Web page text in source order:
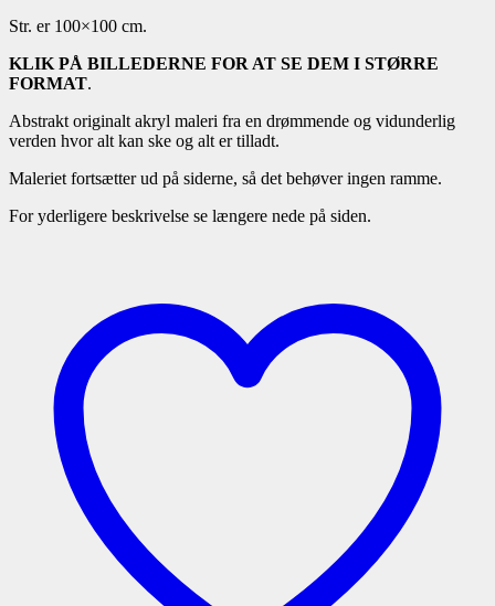
Str. er 100×100 cm.
KLIK PÅ BILLEDERNE FOR AT SE DEM I STØRRE
FORMAT.
Abstrakt originalt akryl maleri fra en drømmende og vidunderlig
verden hvor alt kan ske og alt er tilladt.
Maleriet fortsætter ud på siderne, så det behøver ingen ramme.
For yderligere beskrivelse se længere nede på siden.